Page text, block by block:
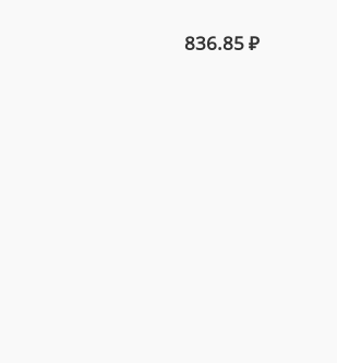
836.85₽